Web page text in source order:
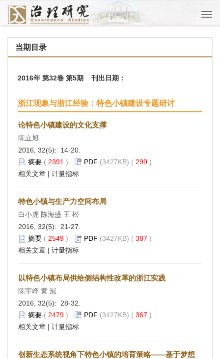
当期目录
2016年 第32卷 第5期 刊出日期：
浙江现象与浙江经验：特色小镇建设专题研讨
论特色小镇建设的文化支撑
陈立旭
2016, 32(5): 14-20.
摘要 ( 2391 ) PDF (3427KB) ( 299 )
相关文章 | 计量指标
特色小镇与生产力空间布局
白小虎 陈海盛 王 松
2016, 32(5): 21-27.
摘要 ( 2549 ) PDF (3427KB) ( 387 )
相关文章 | 计量指标
以特色小镇布局供给侧结构性改革的浙江实践
陈宇峰 黄 冠
2016, 32(5): 28-32.
摘要 ( 2479 ) PDF (3427KB) ( 367 )
相关文章 | 计量指标
创新生态系统视角下特色小镇的培育策略——基于梦想